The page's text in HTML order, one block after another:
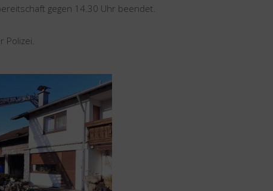
gegen 14.30 Uhr beendet.